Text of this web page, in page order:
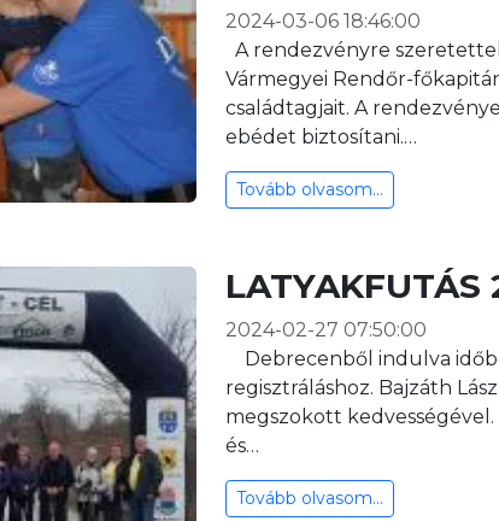
2024-03-06 18:46:00
A rendezvényre
Vármegyei Rendőr-
családtagjait. A
ebédet biztosítani.…
Tovább olvasom...
LATYAKFUTÁS
2024-02-27 07:50:00
Debrecenből indulva
regisztráláshoz. Bajzáth
megszokott
és…
Tovább olvasom...